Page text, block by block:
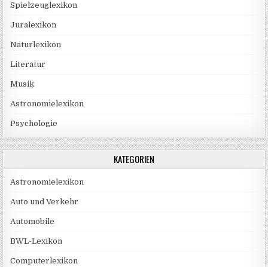
Spielzeuglexikon
Juralexikon
Naturlexikon
Literatur
Musik
Astronomielexikon
Psychologie
KATEGORIEN
Astronomielexikon
Auto und Verkehr
Automobile
BWL-Lexikon
Computerlexikon